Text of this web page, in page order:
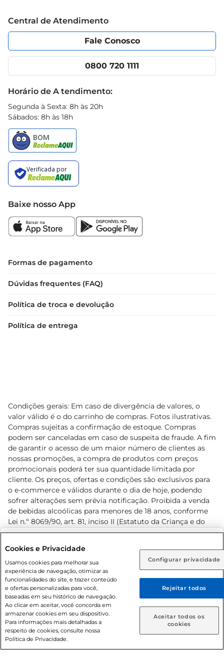
Rio de Janeiro (RJ) Goiás (GO)
Ou
Caso queira comprar online, informe como deseja receber
suas compras:
Entrega em casa Retire em Loja
Política de Privacidade
Portal do fornecedor
Cencosud Media
Código de Ética
App Prezunic
Central de Atendimento
Fale Conosco
0800 720 1111
Horário de A tendimento:
Segunda à Sexta: 8h às 20h
Sábados: 8h às 18h
Baixe nosso App
Formas de pagamento
Dúvidas frequentes (FAQ)
Política de troca e devolução
Política de entrega
Condições gerais: Em caso de divergência de valores, o
valor válido é o do carrinho de compras. Fotos ilustrativas.
Compras sujeitas a confirmação de estoque. Compras
podem ser canceladas em caso de suspeita de fraude. A fim
de garantir o acesso de um maior número de clientes as
nossas promoções, a compra de produtos com preços
promocionais poderá ter sua quantidade limitada por
cliente. Os preços, ofertas e condições são exclusivos para
o e-commerce e válidos durante o dia de hoje, podendo
sofrer alterações sem prévia notificação. Proibida a venda
de bebidas alcoólicas para menores de 18 anos, conforme
Lei n.º 8069/90, art. 81, inciso II (Estatuto da Criança e do
Adolescente). Preços e condições exclusivos para o
prévio. O valor mínimo para as compras on-line é de R$
80,00.
© 2026 Copyright. Todos os direitos
reservados Prezunic.
Cookies e Privacidade
Usamos cookies para melhorar sua
experiência de navegação, otimizar as
funcionalidades do site, e trazer conteúdo
e ofertas personalizadas para você,
baseadas em seu histórico de navegação.
Ao clicar em aceitar, você concorda em
armazenar cookies em seu dispositivo.
Para informações mais detalhadas a
respeito de cookies, consulte nossa
Política de Privacidade.
Configurar privacidade
Rejeitar todos
Aceitar todos os
cookies